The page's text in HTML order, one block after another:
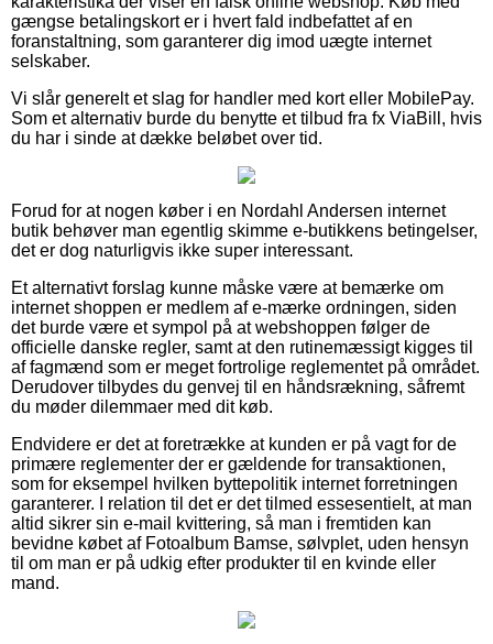
gængse betalingskort er i hvert fald indbefattet af en
foranstaltning, som garanterer dig imod uægte internet
selskaber.
Vi slår generelt et slag for handler med kort eller MobilePay.
Som et alternativ burde du benytte et tilbud fra fx ViaBill, hvis
du har i sinde at dække beløbet over tid.
Forud for at nogen køber i en Nordahl Andersen internet
butik behøver man egentlig skimme e-butikkens betingelser,
det er dog naturligvis ikke super interessant.
Et alternativt forslag kunne måske være at bemærke om
internet shoppen er medlem af e-mærke ordningen, siden
det burde være et sympol på at webshoppen følger de
officielle danske regler, samt at den rutinemæssigt kigges til
af fagmænd som er meget fortrolige reglementet på området.
Derudover tilbydes du genvej til en håndsrækning, såfremt
du møder dilemmaer med dit køb.
Endvidere er det at foretrække at kunden er på vagt for de
primære reglementer der er gældende for transaktionen,
som for eksempel hvilken byttepolitik internet forretningen
garanterer. I relation til det er det tilmed essesentielt, at man
altid sikrer sin e-mail kvittering, så man i fremtiden kan
bevidne købet af Fotoalbum Bamse, sølvplet, uden hensyn
til om man er på udkig efter produkter til en kvinde eller
mand.